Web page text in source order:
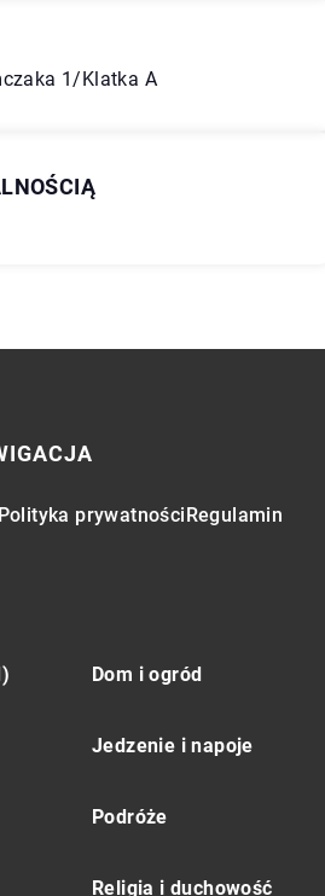
1/Klatka A
Polityka prywatnościRegulamin
Dom i ogród
Jedzenie i napoje
Podróże
Religia i duchowość